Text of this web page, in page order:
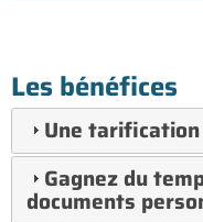
Les bénéfices
Une
Gagnez du
documents